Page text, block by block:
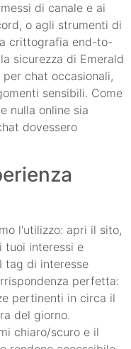
di canale e ai
o agli strumenti di
crittografia end-to-
sicurezza di Emerald
chat occasionali,
sensibili. Come
nulla online sia
dovessero
l'utilizzo: apri il sito,
tuoi interessi e
tag di interesse
perfetta:
pertinenti in circa il
del giorno.
chiaro/scuro e il